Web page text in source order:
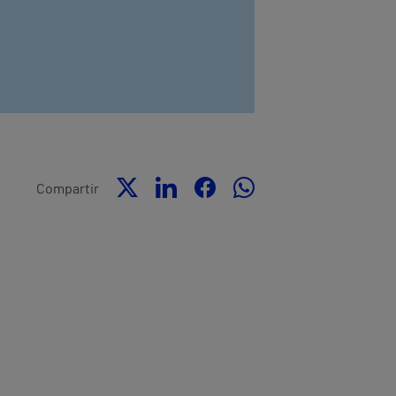
Compartir